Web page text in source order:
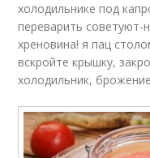
холодильнике под
переварить советуют-
хреновина! я пац
вскройте крышку,
холодильник,